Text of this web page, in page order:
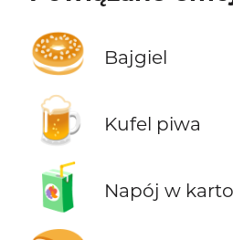
🥯 Bajgiel
🍺 Kufel piwa
🧃 Napój w